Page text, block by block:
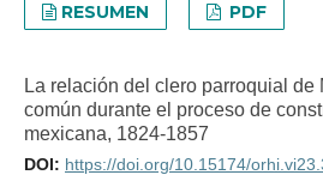
RESUMEN PDF
La relación del clero parroquial de
común durante el proceso de
mexicana, 1824-1857
DOI: https://doi.org/10.15174/